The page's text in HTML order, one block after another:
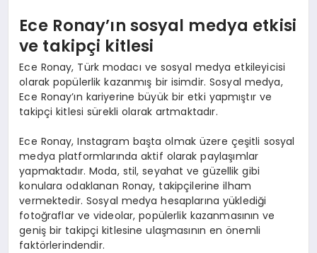
Ece Ronay’ın sosyal medya etkisi
ve takipçi kitlesi
Ece Ronay, Türk modacı ve sosyal medya etkileyicisi
olarak popülerlik kazanmış bir isimdir. Sosyal medya,
Ece Ronay’ın kariyerine büyük bir etki yapmıştır ve
takipçi kitlesi sürekli olarak artmaktadır.
Ece Ronay, Instagram başta olmak üzere çeşitli sosyal
medya platformlarında aktif olarak paylaşımlar
yapmaktadır. Moda, stil, seyahat ve güzellik gibi
konulara odaklanan Ronay, takipçilerine ilham
vermektedir. Sosyal medya hesaplarına yüklediği
fotoğraflar ve videolar, popülerlik kazanmasının ve
geniş bir takipçi kitlesine ulaşmasının en önemli
faktörlerindendir.